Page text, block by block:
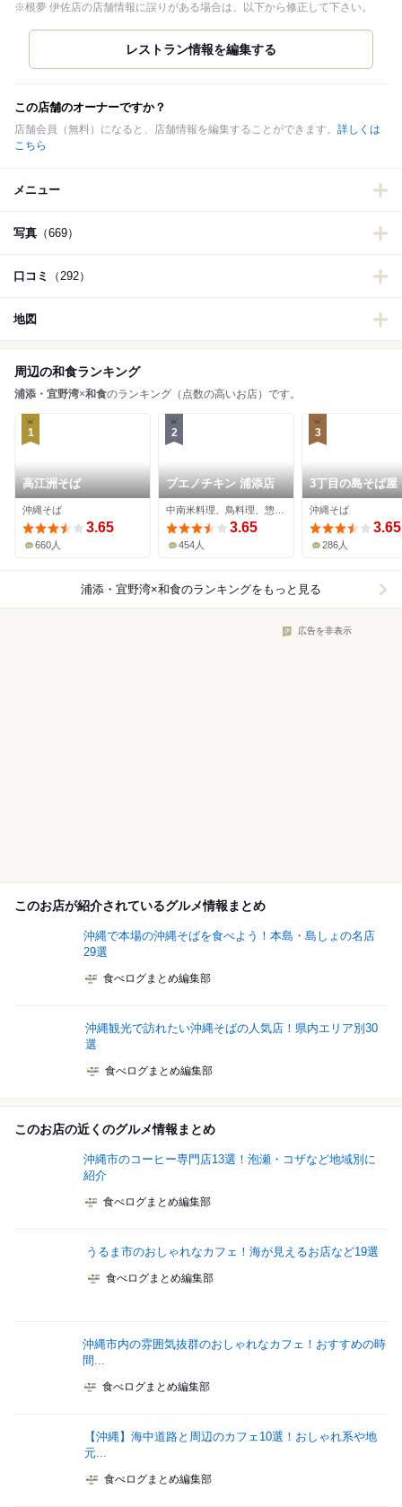
※根夢 伊佐店の店舗情報に誤りがある場合は、以下から修正して下さい。
この店舗のオーナーですか？
店舗会員（無料）になると、店舗情報を編集することができます。 詳しくは
こちら
メニュー
写真 （669）
口コミ （292）
地図
周辺の和食ランキング
浦添・宜野湾×和食のランキング（点数の高いお店）です。
1
高江洲そば
沖縄そば
3.65
660人
2
ブエノチキン 浦添店
3.65
454人
3
3丁目の島そば屋
沖縄そば
3.65
286人
浦添・宜野湾×和食のランキングをもっと見る
広告を非表示
このお店が紹介されているグルメ情報まとめ
沖縄で本場の沖縄そばを食べよう！本島・島しょの名店
29選
食べログまとめ編集部
沖縄観光で訪れたい沖縄そばの人気店！県内エリア別30
選
食べログまとめ編集部
このお店の近くのグルメ情報まとめ
沖縄市のコーヒー専門店13選！泡瀬・コザなど地域別に
紹介
食べログまとめ編集部
うるま市のおしゃれなカフェ！海が見えるお店など19選
食べログまとめ編集部
沖縄市内の雰囲気抜群のおしゃれなカフェ！おすすめの時
間...
食べログまとめ編集部
【沖縄】海中道路と周辺のカフェ10選！おしゃれ系や地
元...
食べログまとめ編集部